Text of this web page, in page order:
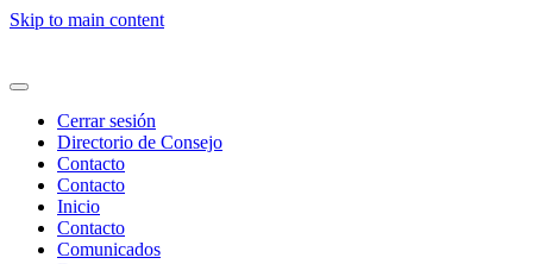
Skip to main content
Cerrar sesión
Directorio de Consejo
Contacto
Contacto
Inicio
Contacto
Comunicados